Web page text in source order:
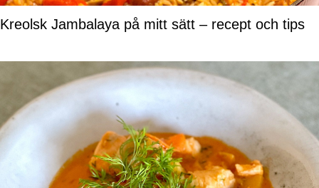
Kreolsk Jambalaya på mitt sätt – recept och tips